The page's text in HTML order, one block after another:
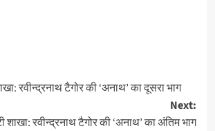
रवीन्द्रनाथ टैगोर की ‘अनाथ’ का दूसरा भाग
Next:
शाखा: रवीन्द्रनाथ टैगोर की ‘अनाथ’ का अंतिम भाग